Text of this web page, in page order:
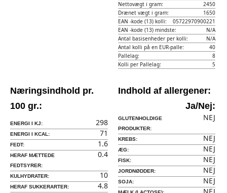
Nettovægt i gram:
2450
Drænet vægt i gram:
1650
EAN -kode (13) kolli:
05722970900221
EAN -kode (13) mindste:
N/A
Antal basisenheder per kolli:
N/A
Antal kolli på en EUR-palle:
40
Pallelag:
8
Kolli per Pallelag:
5
Næringsindhold pr.
100 gr.:
ENERGI I KJ: 298
ENERGI I KCAL: 71
FEDT: 1.6
HERAF MÆTTEDE
FEDTSYRER:
0.4
KULHYDRATER: 10
HERAF SUKKERARTER:
4.8
Indhold af allergener:
Ja/Nej:
GLUTENHOLDIGE
PRODUKTER:
NEJ
KREBS: NEJ
ÆG: NEJ
FISK: NEJ
JORDNØDDER: NEJ
SOJA: NEJ